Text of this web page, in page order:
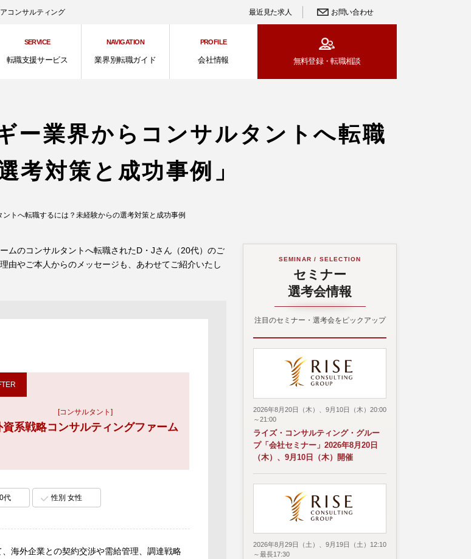
コンサルティング 最近見た求人 お問い合わせ
SERVICE
転職支援サービス
NAVIGATION
業界別転職ガイド
PROFILE
会社情報 無料登録・転職相談
ー業界からコンサルタントへ転職
考対策と成功事例」
トへ転職するには？未経験からの選考対策と成功事例
ムのコンサルタントへ転職されたD・Jさん（20代）のご
由やご本人からのメッセージも、あわせてご紹介いたし
[コンサルタント]
資系戦略コンサルティングファーム
代 性別 女性
海外企業との契約交渉や需給管理、調達戦略
SEMINAR / SELECTION
セミナー
選考会情報
注目のセミナー・選考会をピックアップ
2026年8月20日（木）、9月10日（木）20:00
～21:00
ライズ・コンサルティング・グルー
プ「会社セミナー」2026年8月20日
（木）、9月10日（木）開催
2026年8月29日（土）、9月19日（土）12:10
～最長17:30